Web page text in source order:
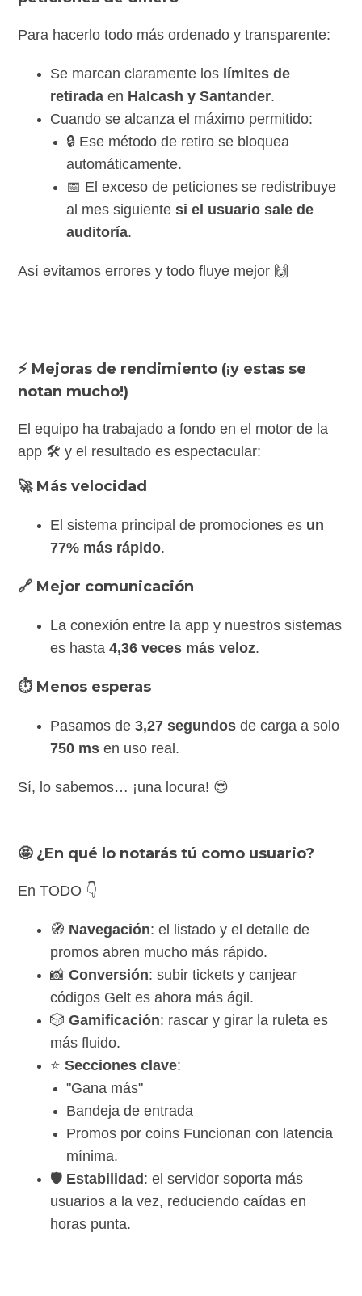
Para hacerlo todo más ordenado y transparente:
Se marcan claramente los límites de
retirada en Halcash y Santander.
Cuando se alcanza el máximo permitido:
🔒 Ese método de retiro se bloquea
automáticamente.
📅 El exceso de peticiones se redistribuye
al mes siguientesi el usuario sale de
auditoría.
Así evitamos errores y todo fluye mejor 🙌
⚡ Mejoras de rendimiento (¡y estas se
notan mucho!)
El equipo ha trabajado a fondo en el motor de la
app 🛠️ y el resultado es espectacular:
🚀 Más velocidad
El sistema principal de promociones es un
77% más rápido.
🔗 Mejor comunicación
La conexión entre la app y nuestros sistemas
es hasta4,36 veces más veloz.
⏱️ Menos esperas
Pasamos de3,27 segundos de carga a solo
750 ms en uso real.
Sí, lo sabemos… ¡una locura! 😍
🤩 ¿En qué lo notarás tú como usuario?
En TODO 👇
🧭 Navegación: el listado y el detalle de
promos abren mucho más rápido.
📸Conversión: subir tickets y canjear
códigos Gelt es ahora más ágil.
🎲Gamificación: rascar y girar la ruleta es
más fluido.
⭐Secciones clave:
"Gana más"
Bandeja de entrada
Promos por coins Funcionan con latencia
mínima.
🛡️ Estabilidad : el servidor soporta más
usuarios a la vez, reduciendo caídas en
horas punta.